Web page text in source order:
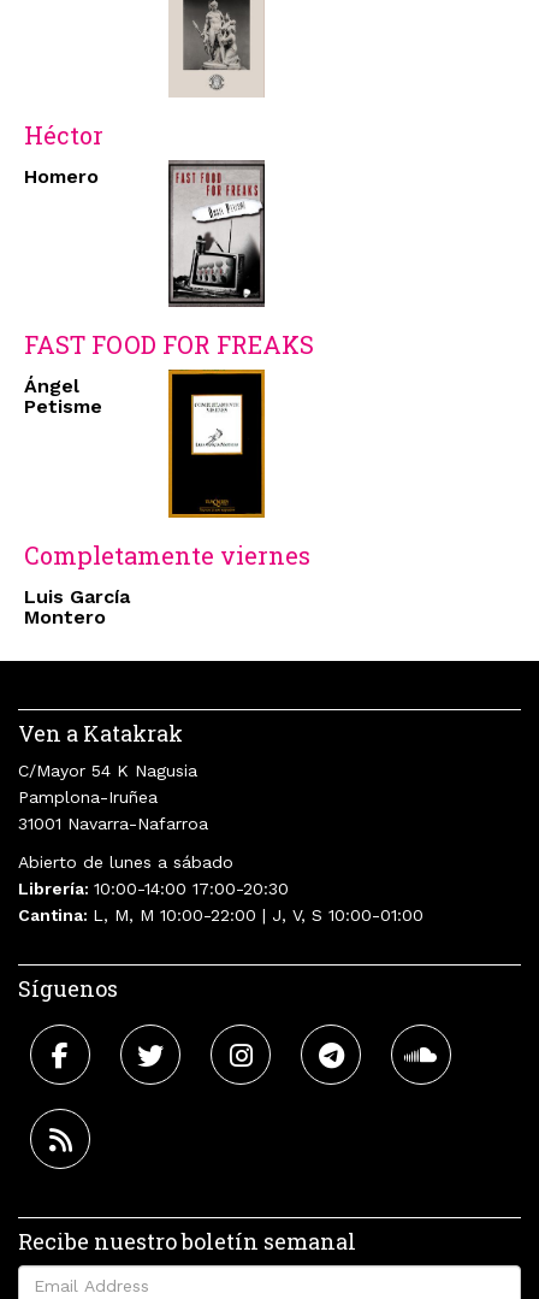
Héctor
Homero
FAST FOOD FOR FREAKS
Ángel
Petisme
Completamente viernes
Luis García
Montero
Ven a Katakrak
C/Mayor 54 K Nagusia
Pamplona-Iruñea
31001 Navarra-Nafarroa
Abierto de lunes a sábado
Librería: 10:00-14:00 17:00-20:30
Cantina: L, M, M 10:00-22:00 | J, V, S 10:00-01:00
Síguenos
Recibe nuestro boletín semanal